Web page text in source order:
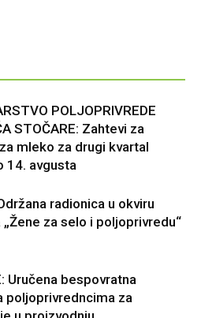
POLJOPRIVREDE
STOČARE: Zahtevi za
mleko za drugi kvartal
14. avgusta
radionica u okviru
za selo i poljoprivredu“
Uručena bespovratna
poljoprivredncima za